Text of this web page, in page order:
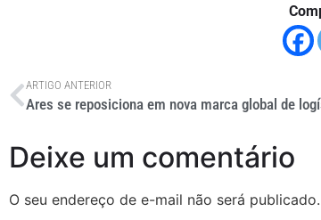
ARTIGO ANTERIOR
Ares se reposiciona em nova marca global de
Deixe um comentário
O seu endereço de e-mail não será publicado.